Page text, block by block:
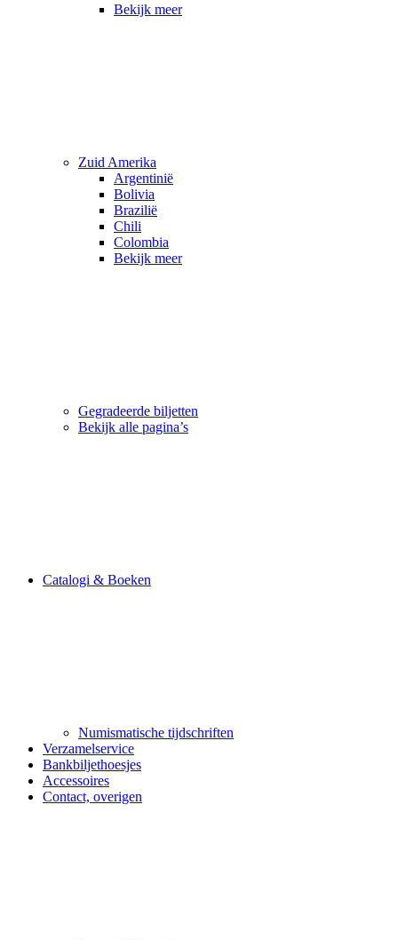
Bekijk meer
Zuid Amerika
Argentinië
Bolivia
Brazilië
Chili
Colombia
Bekijk meer
Gegradeerde biljetten
Bekijk alle pagina’s
Catalogi & Boeken
Numismatische tijdschriften
Verzamelservice
Bankbiljethoesjes
Accessoires
Contact, overigen